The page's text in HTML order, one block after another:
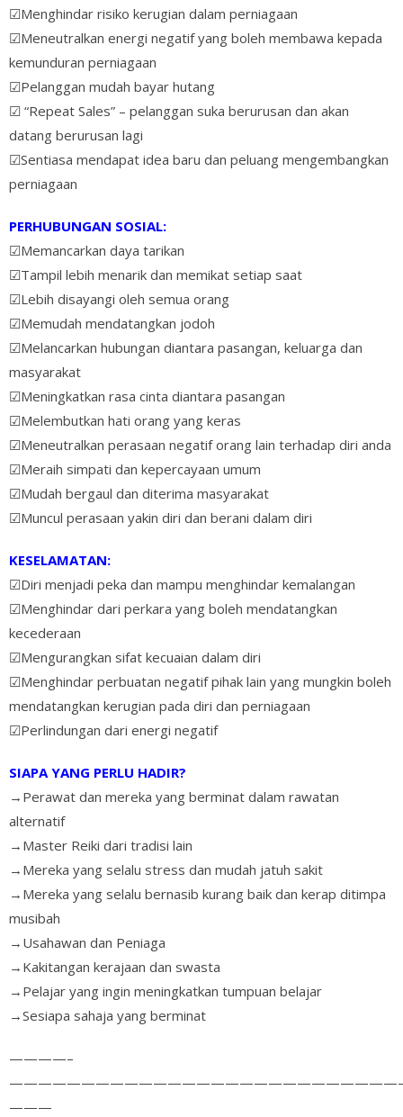
☑Menghindar risiko kerugian dalam perniagaan
☑Meneutralkan energi negatif yang boleh membawa kepada
kemunduran perniagaan
☑Pelanggan mudah bayar hutang
☑ “Repeat Sales” – pelanggan suka berurusan dan akan
datang berurusan lagi
☑Sentiasa mendapat idea baru dan peluang mengembangkan
perniagaan
PERHUBUNGAN SOSIAL:
☑Memancarkan daya tarikan
☑Tampil lebih menarik dan memikat setiap saat
☑Lebih disayangi oleh semua orang
☑Memudah mendatangkan jodoh
☑Melancarkan hubungan diantara pasangan, keluarga dan
masyarakat
☑Meningkatkan rasa cinta diantara pasangan
☑Melembutkan hati orang yang keras
☑Meneutralkan perasaan negatif orang lain terhadap diri anda
☑Meraih simpati dan kepercayaan umum
☑Mudah bergaul dan diterima masyarakat
☑Muncul perasaan yakin diri dan berani dalam diri
KESELAMATAN:
☑Diri menjadi peka dan mampu menghindar kemalangan
☑Menghindar dari perkara yang boleh mendatangkan
kecederaan
☑Mengurangkan sifat kecuaian dalam diri
☑Menghindar perbuatan negatif pihak lain yang mungkin boleh
mendatangkan kerugian pada diri dan perniagaan
☑Perlindungan dari energi negatif
SIAPA YANG PERLU HADIR?
→Perawat dan mereka yang berminat dalam rawatan
alternatif
→Master Reiki dari tradisi lain
→Mereka yang selalu stress dan mudah jatuh sakit
→Mereka yang selalu bernasib kurang baik dan kerap ditimpa
musibah
→Usahawan dan Peniaga
→Kakitangan kerajaan dan swasta
→Pelajar yang ingin meningkatkan tumpuan belajar
→Sesiapa sahaja yang berminat
————–
———